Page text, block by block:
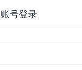
账号登录